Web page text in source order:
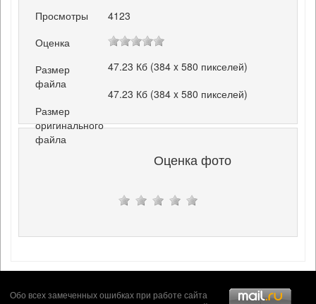
Просмотры
4123
Оценка
Размер
файла
47.23 Кб (384 x 580 пикселей)
Размер
оригинального
файла
47.23 Кб (384 x 580 пикселей)
Оценка фото
Обо всех замеченных ошибках при работе сайта